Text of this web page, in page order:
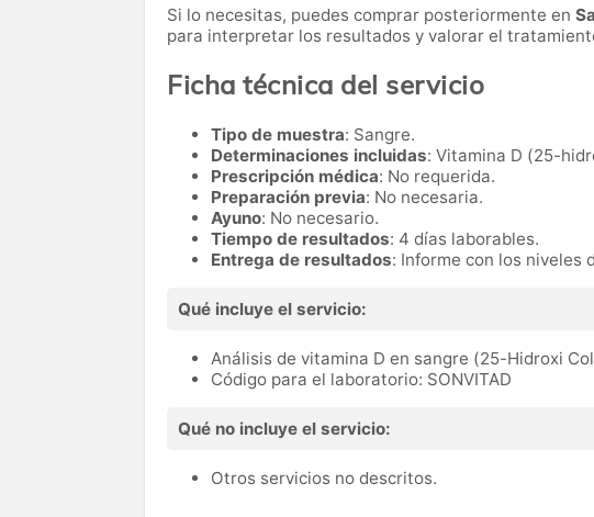
Si lo necesitas, puedes comprar posteriormente en
para interpretar los resultados y valorar el
Ficha técnica del servicio
Tipo de muestra: Sangre.
Determinaciones incluidas: Vitamina D (25-
Prescripción médica: No requerida.
Preparación previa: No necesaria.
Ayuno: No necesario.
Tiempo de resultados: 4 días laborables.
Entrega de resultados: Informe con los niveles
Qué incluye el servicio:
Análisis de vitamina D en sangre (25-Hidroxi
Código para el laboratorio: SONVITAD
Qué no incluye el servicio:
Otros servicios no descritos.